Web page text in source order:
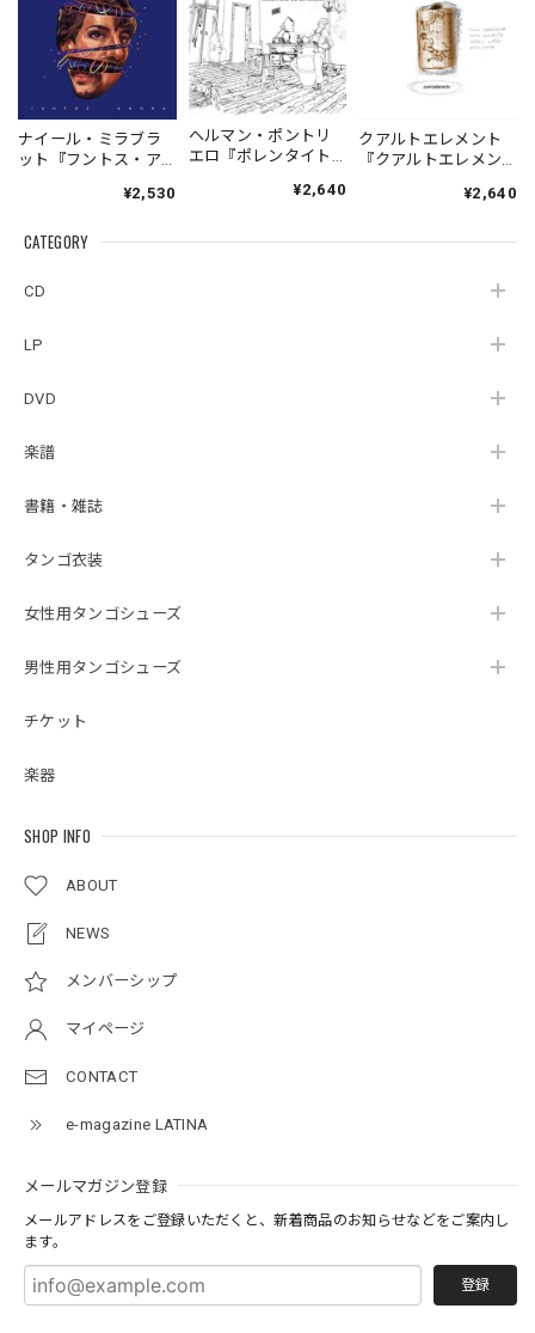
CATEGORY
CD
LP
DVD
楽譜
書籍・雑誌
タンゴ衣装
女性用タンゴシューズ
男性用タンゴシューズ
チケット
楽器
SHOP INFO
ABOUT
NEWS
メンバーシップ
マイページ
CONTACT
e-magazine LATINA
メールマガジン登録
メールアドレスをご登録いただくと、新着商品のお知らせなどをご案内し
ます。
登録
ナイール・ミラブラ
ット『フントス・ア
MIRABRAT『JUNTOS
（MUSAS_7018）
¥2,530
ヘルマン・ポントリ
エロ『ポレンタイト
Pontoriero『POLENT
¥2,640
クアルトエレメント
『クアルトエレメン
Cuartoelemento『Cu
（007RECORDS-27）
¥2,640